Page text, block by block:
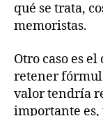
qué se trata,
memoristas.
Otro caso es
retener
valor tendría
importante es,